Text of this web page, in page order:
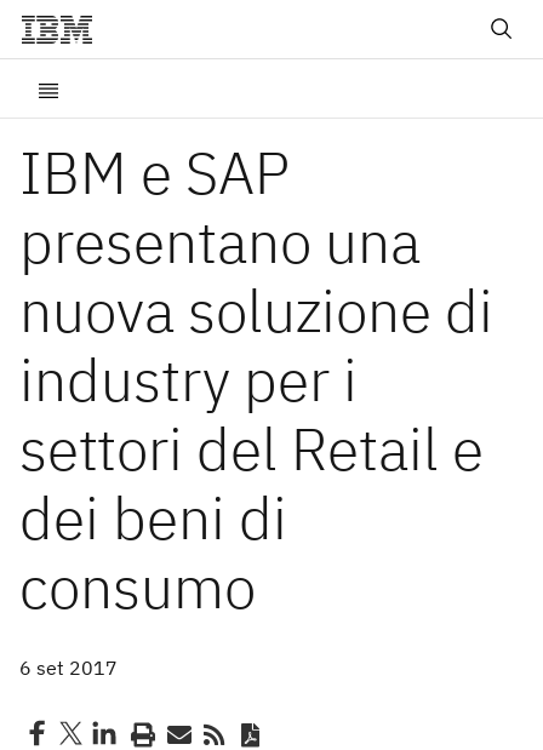
IBM e SAP
presentano una
nuova soluzione di
industry per i
settori del Retail e
dei beni di
consumo
6 set 2017